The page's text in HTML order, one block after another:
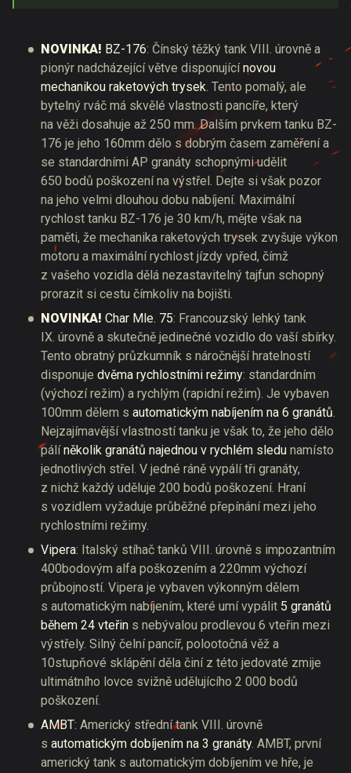
NOVINKA! BZ-176: Čínský těžký tank VIII. úrovně a
pionýr nadcházející větve disponujícínovou
mechanikou raketových trysek. Tento pomalý, ale
bytelný rváč má skvělé vlastnosti pancíře, který
na věži dosahuje až 250 mm. Dalším prvkem tanku BZ-
176 je jeho 160mm dělo s dobrým časem zaměření a
se standardními AP granáty schopnými udělit
650 bodů poškození na výstřel. Dejte si však pozor
na jeho velmi dlouhou dobu nabíjení. Maximální
rychlost tanku BZ-176 je 30 km/h, mějte však na
paměti, že mechanika raketových trysek zvyšuje výkon
motoru a maximální rychlost jízdy vpřed, čímž
z vašeho vozidla dělá nezastavitelný tajfun schopný
prorazit si cestu čímkoliv na bojišti.
NOVINKA! Char Mle. 75: Francouzský lehký tank
IX. úrovně a skutečně jedinečné vozidlo do vaší sbírky.
Tento obratný průzkumník s náročnější hratelností
disponuje dvěma rychlostními režimy: standardním
(výchozí režim) a rychlým (rapidní režim). Je vybaven
100mm dělem s automatickým nabíjením na 6 granátů.
Nejzajímavější vlastností tanku je však to, že jeho dělo
pálíněkolik granátů najednou v rychlém sledu namísto
jednotlivých střel. V jedné ráně vypálí tři granáty,
z nichž každý uděluje 200 bodů poškození. Hraní
s vozidlem vyžaduje průběžné přepínání mezi jeho
rychlostními režimy.
Vipera: Italský stíhač tanků VIII. úrovně s impozantním
400bodovým alfa poškozením a 220mm výchozí
průbojností. Vipera je vybaven výkonným dělem
s automatickým nabíjením, které umí vypálit 5 granátů
během 24 vteřin s nebývalou prodlevou 6 vteřin mezi
výstřely. Silný čelní pancíř, polootočná věž a
10stupňové sklápění děla činí z této jedovaté zmije
ultimátního lovce svižně udělujícího 2 000 bodů
poškození.
AMBT: Americký střední tank VIII. úrovně
s automatickým dobíjením na 3 granáty. AMBT, první
americký tank s automatickým dobíjením ve hře, je